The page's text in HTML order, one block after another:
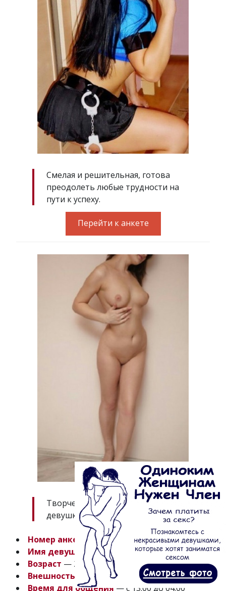
Смелая и решительная, готова
преодолеть любые трудности на
пути к успеху.
Перейти к анкете
Творческая и вдохновенная
девушка!
Номер анкеты — 15936
Имя девушки
— Анжелика
Возраст — 27
Внешность — Славянская
Время для общения — с 13:00 до 04:00